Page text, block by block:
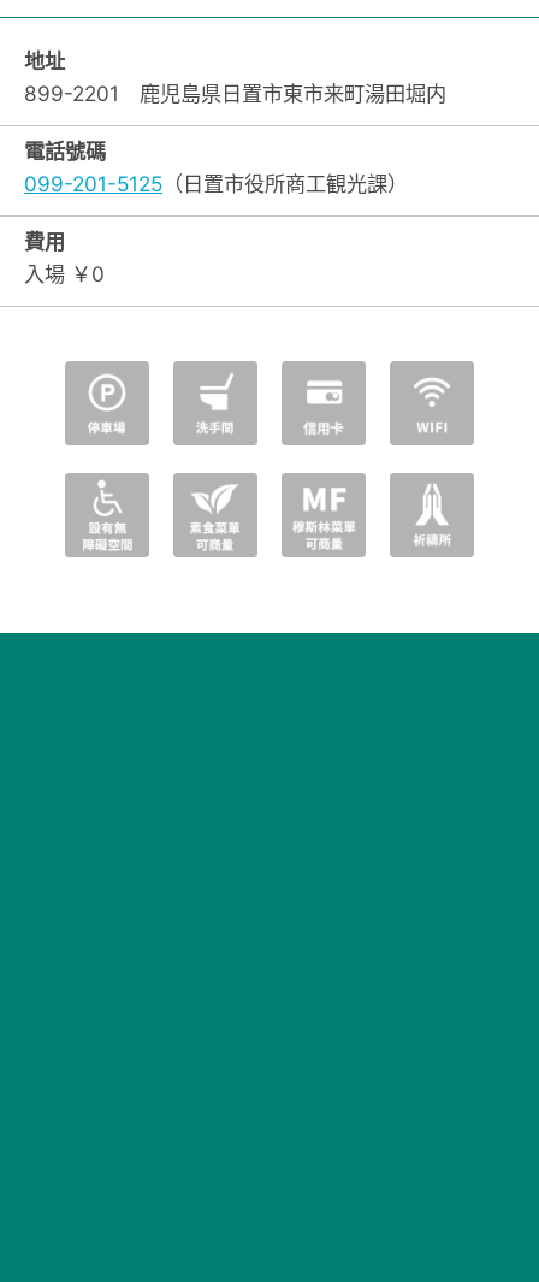
地址
899-2201 鹿児島県日置市東市来町湯田堀内
電話號碼
099-201-5125 （日置市役所商工観光課）
費用
入場 ￥0